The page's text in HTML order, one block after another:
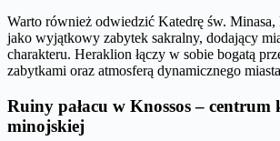
Warto również odwiedzić Katedrę św.
jako wyjątkowy zabytek sakralny, dodający
charakteru. Heraklion łączy w sobie bogatą
zabytkami oraz atmosferą dynamicznego
Ruiny pałacu w Knossos –
minojskiej